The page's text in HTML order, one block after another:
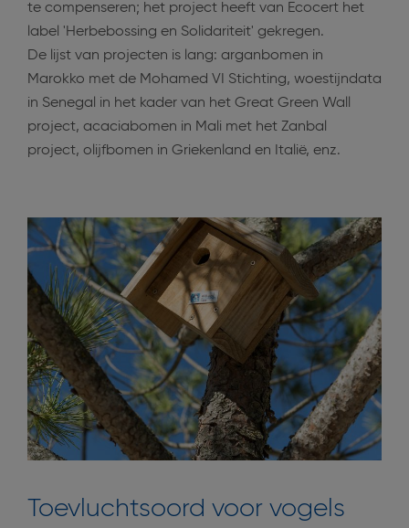
te compenseren; het project heeft van Ecocert het
label 'Herbebossing en Solidariteit' gekregen.
De lijst van projecten is lang: arganbomen in
Marokko met de Mohamed VI Stichting, woestijndata
in Senegal in het kader van het Great Green Wall
project, acaciabomen in Mali met het Zanbal
project, olijfbomen in Griekenland en Italië, enz.
Toevluchtsoord voor vogels